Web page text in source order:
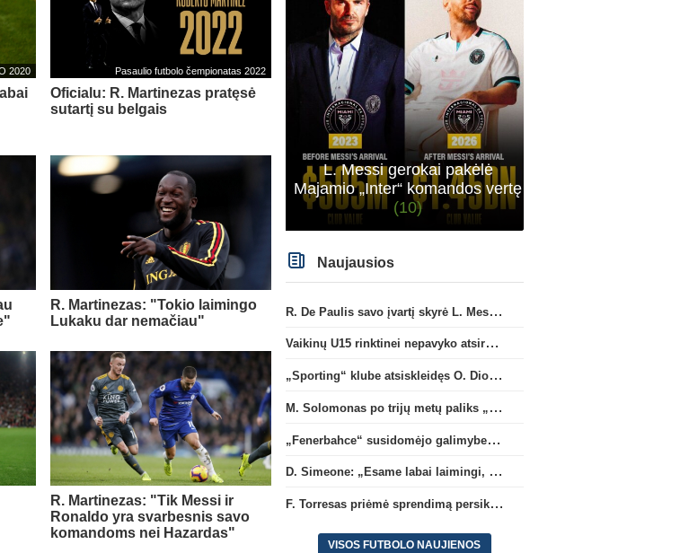
2020 Pasaulio futbolo čempionatas 2022
Oficialu: R. Martinezas pratęsė
sutartį su belgais
R. Martinezas: "Tokio laimingo
Lukaku dar nemačiau"
R. Martinezas: "Tik Messi ir
Ronaldo yra svarbesnis savo
komandoms nei Hazardas"
L. Messi gerokai pakėlė
Majamio „Inter“ komandos vertę
(10)
Naujausios
R. De Paulis savo įvartį skyrė L. Messi mirusiam tėčiui Jorge
Vaikinų U15 rinktinei nepavyko atsirevanšuoti estams
„Sporting“ klube atsiskleidęs O. Diomande papildys „Nottingham“ gretas
M. Solomonas po trijų metų paliks „Tottenham“ ir papildys „West Ham“ klubą
„Fenerbahce“ susidomėjo galimybe įsigyti R. Lukaku
D. Simeone: „Esame labai laimingi, kad turime J. Alvarezą“
F. Torresas priėmė sprendimą persikelti į PSG ekipą
VISOS FUTBOLO NAUJIENOS